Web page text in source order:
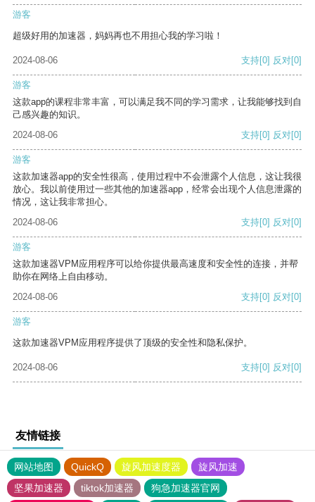
游客
超级好用的加速器，妈妈再也不用担心我的学习啦！
2024-08-06 支持[0] 反对[0]
游客
这款app的课程非常丰富，可以满足我不同的学习需求，让我能够找到自
己感兴趣的知识。
2024-08-06
支持[0] 反对[0]
游客
这款加速器app的安全性很高，使用过程中不会泄露个人信息，这让我很
放心。我以前使用过一些其他的加速器app，经常会出现个人信息泄露的
情况，这让我非常担心。
2024-08-06
支持[0] 反对[0]
游客
这款加速器VPM应用程序可以给你提供最高速度和安全性的连接，并帮
助你在网络上自由移动。
2024-08-06
支持[0] 反对[0]
游客
这款加速器VPM应用程序提供了顶级的安全性和隐私保护。
2024-08-06 支持[0] 反对[0]
友情链接
网站地图 QuickQ 旋风加速度器
旋风加速
坚果加速器
tiktok加速器 狗急加速器官网